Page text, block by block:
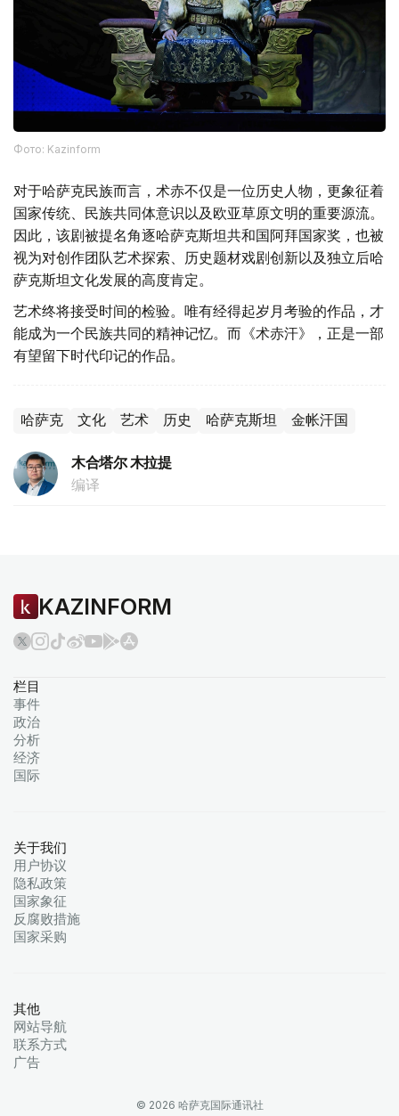
Фото: Kazinform
对于哈萨克民族而言，术赤不仅是一位历史人物，更象征着
国家传统、民族共同体意识以及欧亚草原文明的重要源流。
因此，该剧被提名角逐哈萨克斯坦共和国阿拜国家奖，也被
视为对创作团队艺术探索、历史题材戏剧创新以及独立后哈
萨克斯坦文化发展的高度肯定。
艺术终将接受时间的检验。唯有经得起岁月考验的作品，才
能成为一个民族共同的精神记忆。而《术赤汗》，正是一部
有望留下时代印记的作品。
哈萨克 文化 艺术 历史 哈萨克斯坦 金帐汗国
木合塔尔 木拉提
编译
KAZINFORM
栏目
事件
政治
分析
经济
国际
关于我们
用户协议
隐私政策
国家象征
反腐败措施
国家采购
其他
网站导航
联系方式
广告
© 2026 哈萨克国际通讯社